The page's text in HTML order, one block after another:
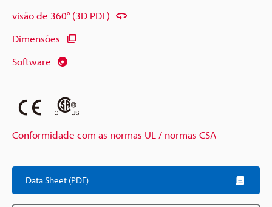
visão de 360° (3D PDF)
Dimensões
Software
Conformidade com as normas UL / normas CSA
Data Sheet (PDF)